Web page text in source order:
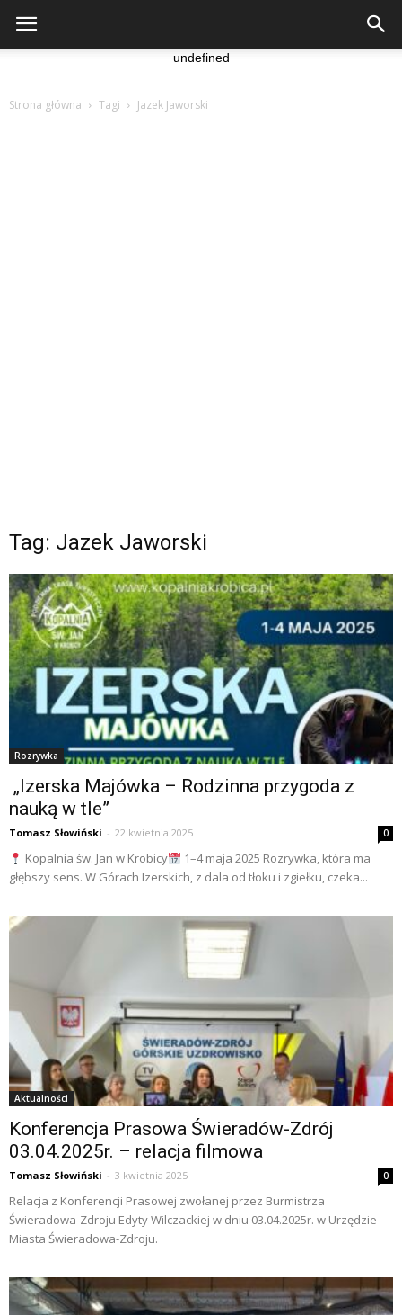
undefined
Strona główna Tagi Jazek Jaworski
Tag: Jazek Jaworski
Rozrywka
„Izerska Majówka – Rodzinna przygoda z
nauką w tle”
Tomasz Słowiński - 22 kwietnia 2025 0
Kopalnia św. Jan w Krobicy
1–4 maja 2025 Rozrywka, która ma
głębszy sens. W Górach Izerskich, z dala od tłoku i zgiełku, czeka...
Aktualności
Konferencja Prasowa Świeradów-Zdrój
03.04.2025r. – relacja filmowa
Tomasz Słowiński - 3 kwietnia 2025 0
Relacja z Konferencji Prasowej zwołanej przez Burmistrza
Świeradowa-Zdroju Edyty Wilczackiej w dniu 03.04.2025r. w Urzędzie
Miasta Świeradowa-Zdroju.